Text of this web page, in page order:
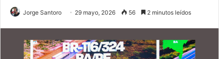
Jorge Santoro 29 mayo, 2026 56 2 minutos leídos